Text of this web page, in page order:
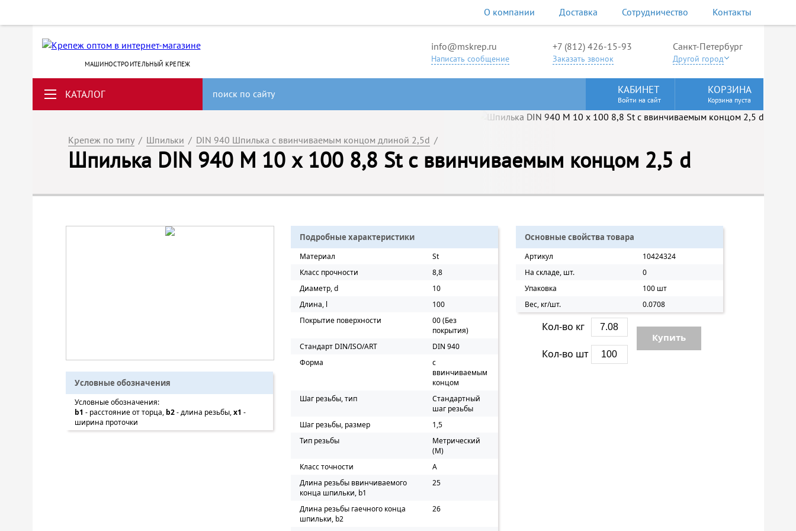
О компании Доставка Сотрудничество Контакты
МАШИНОСТРОИТЕЛЬНЫЙ КРЕПЕЖ
info@mskrep.ru
Написать сообщение
+7 (812) 426-15-93
Заказать звонок
Санкт-Петербург
Другой город
КАТАЛОГ поиск по сайту КАБИНЕТ
Войти на сайт
КОРЗИНА
Корзина пуста
Крепеж по типу / Шпильки / DIN 940 Шпилька с ввинчиваемым концом длиной 2,5d /
Шпилька DIN 940 М 10 х 100 8,8 St с ввинчиваемым концом 2,5 d
Условные обозначения
Условные обозначения:
b1 - расстояние от торца, b2- длина резьбы,x1 -
ширина проточки
Подробные характеристики
Материал
St
Класс прочности
8,8
Диаметр, d
10
Длина, l
100
Покрытие поверхности
00 (Без
покрытия)
Стандарт DIN/ISO/ART
DIN 940
Форма
с
ввинчиваемым
концом
Шаг резьбы, тип
Стандартный
шаг резьбы
Шаг резьбы, размер
1,5
Тип резьбы
Метрический
(M)
Класс точности
A
Длина резьбы ввинчиваемого
конца шпильки, b1
25
Длина резьбы гаечного конца
шпильки, b2
26
Основные свойства товара
Артикул
10424324
На складе, шт.
0
Упаковка
100 шт
Вес, кг/шт.
0.0708
Кол-во кг
Кол-во шт
Купить